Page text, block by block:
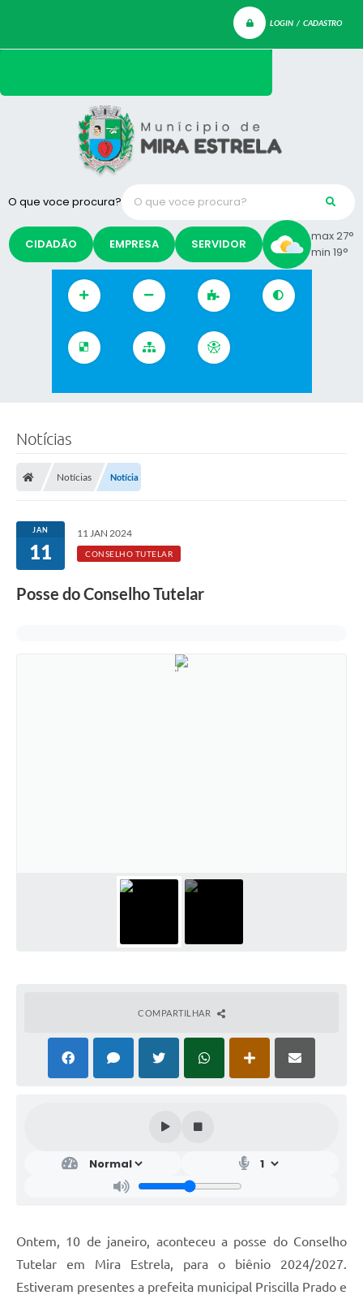
LOGIN / CADASTRO
O que voce procura?
CIDADÃO EMPRESA SERVIDOR
max 27°
min 19°
Notícias
Notícias Notícia
JAN
11
11 JAN 2024
CONSELHO TUTELAR
Posse do Conselho Tutelar
COMPARTILHAR
Ontem, 10 de janeiro, aconteceu a posse do Conselho
Tutelar em Mira Estrela, para o biênio 2024/2027.
Estiveram presentes a prefeita municipal Priscilla Prado e